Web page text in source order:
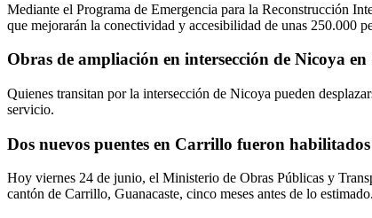
Mediante el Programa de Emergencia para la Reconstrucción
que mejorarán la conectividad y accesibilidad de unas 250.000
Obras de ampliación en intersección de Nicoya en
Quienes transitan por la intersección de Nicoya pueden
servicio.
Dos nuevos puentes en Carrillo fueron
Hoy viernes 24 de junio, el Ministerio de Obras Públicas y
cantón de Carrillo, Guanacaste, cinco meses antes de lo estimado.